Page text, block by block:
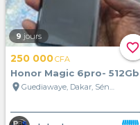
favorite_border
9 jours
250 000CFA
Honor Magic 6pro- 512Gb
location_on
Guediawaye, Dakar, Sénégal